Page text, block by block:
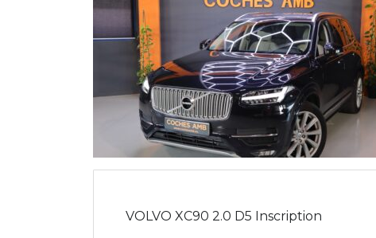
VOLVO XC90 2.0 D5 Inscription